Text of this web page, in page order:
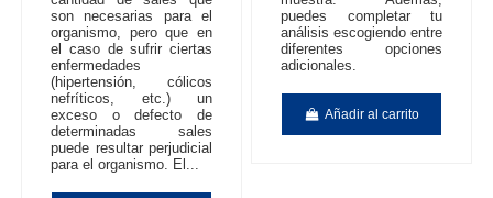
son necesarias para el
organismo, pero que en
el caso de sufrir ciertas
enfermedades
(hipertensión, cólicos
nefríticos, etc.) un
exceso o defecto de
determinadas sales
puede resultar perjudicial
para el organismo. El...
puedes completar tu
análisis escogiendo entre
diferentes opciones
adicionales.
Añadir al carrito